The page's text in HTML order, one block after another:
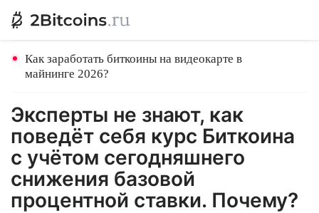
Как заработать биткоины на видеокарте в
майнинге 2026?
Эксперты не знают, как
поведёт себя курс Биткоина
с учётом сегодняшнего
снижения базовой
процентной ставки. Почему?